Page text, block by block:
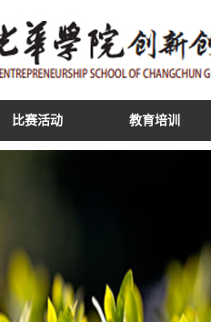
比赛活动 教育培训